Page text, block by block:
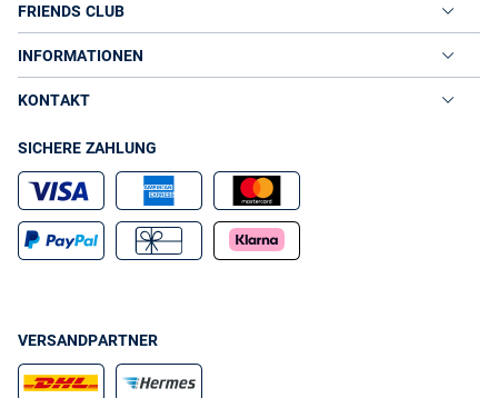
FRIENDS CLUB
INFORMATIONEN
KONTAKT
SICHERE ZAHLUNG
VERSANDPARTNER